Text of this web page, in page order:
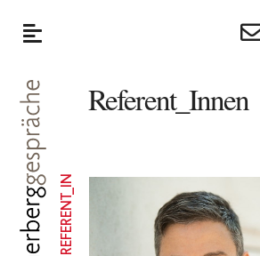
Referent_Innen
REFERENT_IN